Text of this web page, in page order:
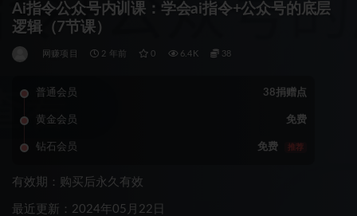
Ai指令公众号内训课：学会ai指令+公众号的底层
逻辑（7节课）
网赚项目 2 年前 0 6.4K 38
普通会员 38捐赠点
黄金会员 免费
钻石会员 免费 推荐
有效期：购买后永久有效
最近更新：2024年05月22日